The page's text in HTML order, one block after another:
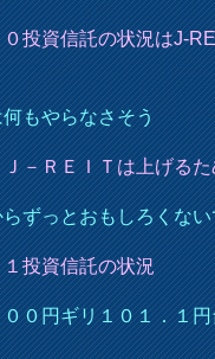
投資信託の状況はJ-
もやらなさそう
－ＲＥＩＴは上げる
ずっとおもしろくな
投資信託の状況
０円ギリ１０１．１